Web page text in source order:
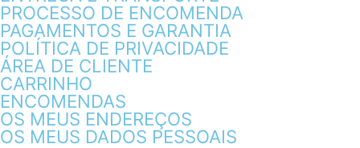
PROCESSO DE ENCOMENDA
PAGAMENTOS E GARANTIA
POLÍTICA DE PRIVACIDADE
ÁREA DE CLIENTE
CARRINHO
ENCOMENDAS
OS MEUS ENDEREÇOS
OS MEUS DADOS PESSOAIS